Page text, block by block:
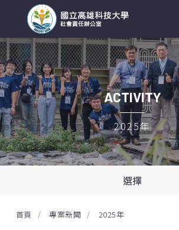
ACTIVITY
2025年
選擇
專案新聞
2026年
2024年
影音紀錄
永續海岸創生—台17漁村實
首頁 專案新聞 2025年